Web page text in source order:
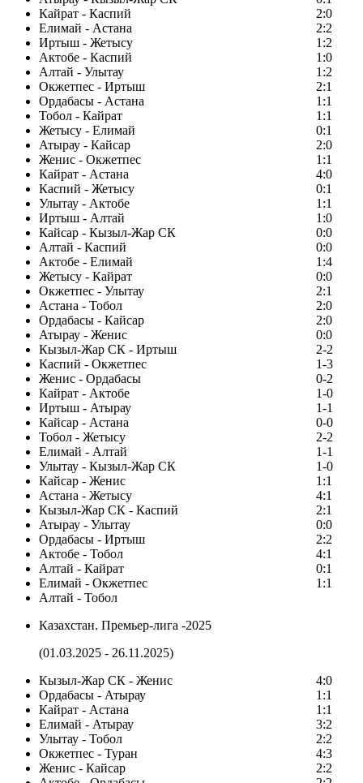
Кайрат - Каспий
2:0
Елимай - Астана
2:2
Иртыш - Жетысу
1:2
Актобе - Каспий
1:0
Алтай - Улытау
1:2
Окжетпес - Иртыш
2:1
Ордабасы - Астана
1:1
Тобол - Кайрат
1:1
Жетысу - Елимай
0:1
Атырау - Кайсар
2:0
Женис - Окжетпес
1:1
Кайрат - Астана
4:0
Каспий - Жетысу
0:1
Улытау - Актобе
1:1
Иртыш - Алтай
1:0
Кайсар - Кызыл-Жар СК
0:0
Алтай - Каспий
0:0
Актобе - Елимай
1:4
Жетысу - Кайрат
0:0
Окжетпес - Улытау
2:1
Астана - Тобол
2:0
Ордабасы - Кайсар
2:0
Атырау - Женис
0:0
Кызыл-Жар СК - Иртыш
2-2
Каспий - Окжетпес
1-3
Женис - Ордабасы
0-2
Кайрат - Актобе
1-0
Иртыш - Атырау
1-1
Кайсар - Астана
0-0
Тобол - Жетысу
2-2
Елимай - Алтай
1-1
Улытау - Кызыл-Жар СК
1-0
Кайсар - Женис
1:1
Астана - Жетысу
4:1
Кызыл-Жар СК - Каспий
2:1
Атырау - Улытау
0:0
Ордабасы - Иртыш
2:2
Актобе - Тобол
4:1
Алтай - Кайрат
0:1
Елимай - Окжетпес
1:1
Алтай - Тобол
Казахстан. Премьер-лига -2025
(01.03.2025 - 26.11.2025)
Кызыл-Жар СК - Женис
4:0
Ордабасы - Атырау
1:1
Кайрат - Астана
1:1
Елимай - Атырау
3:2
Улытау - Тобол
2:2
Окжетпес - Туран
4:3
Женис - Кайсар
2:2